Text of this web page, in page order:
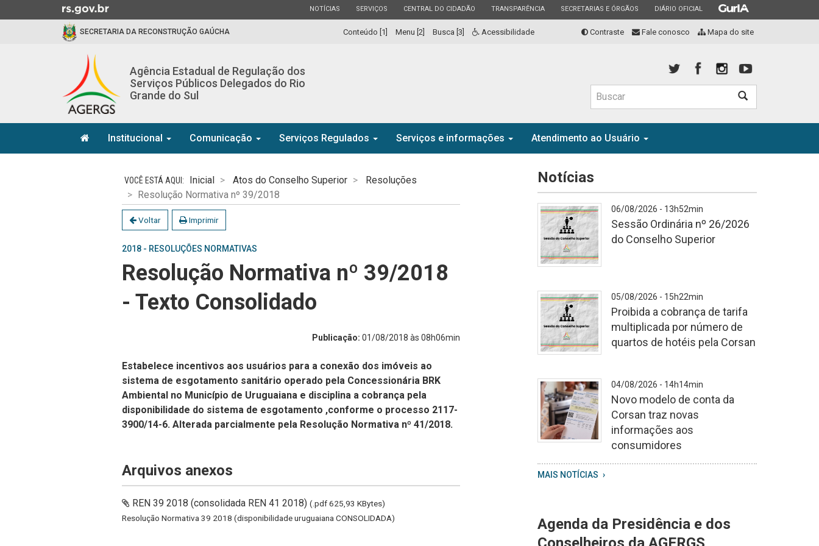
para
Ir
a
ESTADO
NOTÍCIAS ESTADO
SERVIÇOS ESTADO
CENTRAL DO CIDADÃO ESTADO
TRANSPARÊNCIA ESTADO
SECRETARIAS E ÓRGÃOS ESTADO
DIÁRIO OFICIAL ESTADO
SECRETARIA DA RECONSTRUÇÃO GAÚCHA Conteúdo [1] Menu [2] Busca [3] Acessibilidade Contraste Fale conosco Mapa do site
Agência Estadual de Regulação dos
Serviços Públicos Delegados do Rio
Grande do Sul
Institucional Comunicação Serviços Regulados Serviços e informações
Atendimento ao Usuário
Inicial Atos do Conselho Superior
Resoluções
Resolução Normativa nº 39/2018
Voltar Imprimir
2018 - RESOLUÇÕES NORMATIVAS
Resolução Normativa nº 39/2018
- Texto Consolidado
Publicação: 01/08/2018 às 08h06min
Estabelece incentivos aos usuários para a conexão dos imóveis ao
sistema de esgotamento sanitário operado pela Concessionária BRK
Ambiental no Município de Uruguaiana e disciplina a cobrança pela
disponibilidade do sistema de esgotamento ,conforme o processo 2117-
3900/14-6. Alterada parcialmente pela Resolução Normativa nº 41/2018.
Arquivos anexos
REN 39 2018 (consolidada REN 41 2018) (.pdf 625,93 KBytes)
Resolução Normativa 39 2018 (disponibilidade uruguaiana CONSOLIDADA)
Notícias
A
06/08/2026 - 13h52min
Sessão Ordinária nº 26/2026
do Conselho Superior
Cópia
de
Consultas
e
Audiência
05/08/2026 - 15h22min
Proibida a cobrança de tarifa
multiplicada por número de
quartos de hotéis pela Corsan
WhatsApp
Image
04
at
04/08/2026 - 14h14min
Novo modelo de conta da
Corsan traz novas
informações aos
consumidores
MAIS NOTÍCIAS
Agenda da Presidência e dos